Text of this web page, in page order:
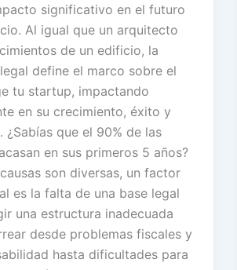
significativo en el futuro
Al igual que un arquitecto
de un edificio, la
define el marco sobre el
tu startup, impactando
en su crecimiento, éxito y
¿Sabías que el 90% de las
en sus primeros 5 años?
son diversas, un factor
es la falta de una base legal
una estructura inadecuada
desde problemas fiscales y
hasta dificultades para